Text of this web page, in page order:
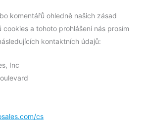
komentářů ohledně našich zásad
a tohoto prohlášení nás prosím
kontaktních údajů:
Inc
cs